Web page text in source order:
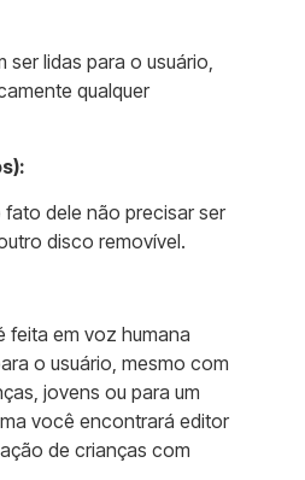
lidas para o usuário,
qualquer
dele não precisar ser
disco removível.
feita em voz humana
o usuário, mesmo com
jovens ou para um
você encontrará editor
de crianças com